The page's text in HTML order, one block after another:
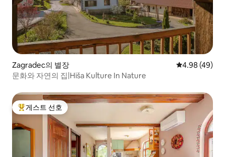
Zagradec의 별장 평점 4.98점(5
4.98 (49)
문화와 자연의 집|Hiša Kulture In Nature
상위 게스트 선호
게스트 선호